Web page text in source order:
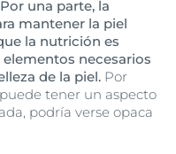
Por una parte, la
mantener la piel
la nutrición es
necesarios
de la piel. Por
tener un aspecto
podría verse opaca